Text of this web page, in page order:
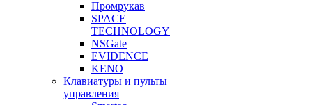
Промрукав
SPACE
TECHNOLOGY
NSGate
EVIDENCE
KENO
Клавиатуры и пульты
управления